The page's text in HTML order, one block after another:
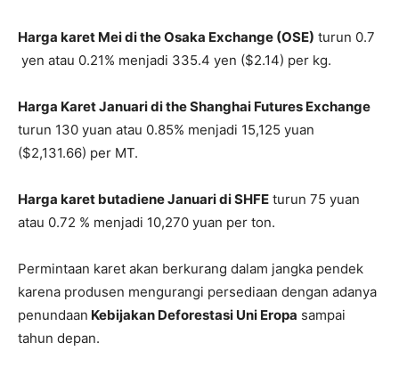
Harga karet Mei di the Osaka Exchange (OSE) turun 0.7
yen atau 0.21% menjadi 335.4 yen ($2.14) per kg.
Harga Karet Januari di the Shanghai Futures Exchange
turun 130 yuan atau 0.85% menjadi 15,125 yuan
($2,131.66) per MT.
Harga karet butadiene Januari di SHFE turun 75 yuan
atau 0.72 % menjadi 10,270 yuan per ton.
Permintaan karet akan berkurang dalam jangka pendek
karena produsen mengurangi persediaan dengan adanya
penundaan Kebijakan Deforestasi Uni Eropa sampai
tahun depan.